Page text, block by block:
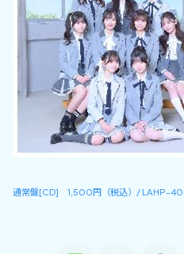
通常盤[CD] 1,500円（税込）/ LAHP-